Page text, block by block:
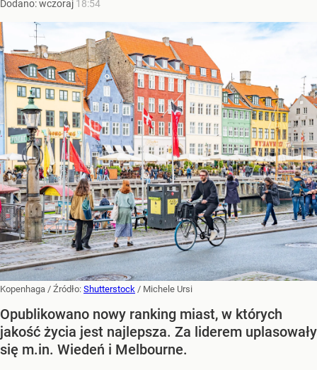
Dodano:wczoraj 18:54
Kopenhaga / Źródło: Shutterstock / Michele Ursi
Opublikowano nowy ranking miast, w których
jakość życia jest najlepsza. Za liderem uplasowały
się m.in. Wiedeń i Melbourne.